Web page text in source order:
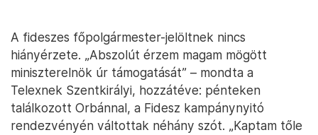
A fideszes főpolgármester-jelöltnek nincs
hiányérzete. „Abszolút érzem magam mögött
miniszterelnök úr támogatását” – mondta a
Telexnek Szentkirályi, hozzátéve: pénteken
találkozott Orbánnal, a Fidesz kampánynyitó
rendezvényén váltottak néhány szót. „Kaptam tőle